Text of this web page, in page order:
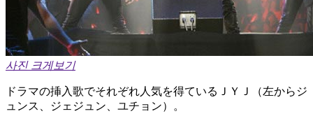
사진 크게보기
ドラマの挿入歌でそれぞれ人気を得ているＪＹＪ（左からジ
ュンス、ジェジュン、ユチョン）。